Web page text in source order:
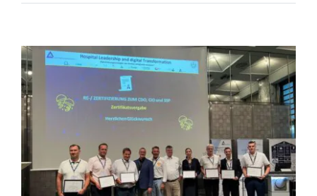
Über uns
Zeige
grösseres
Bild